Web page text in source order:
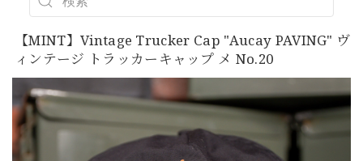
【MINT】Vintage Trucker Cap "Aucay PAVING" ヴ
ィンテージ トラッカーキャップ メ No.20